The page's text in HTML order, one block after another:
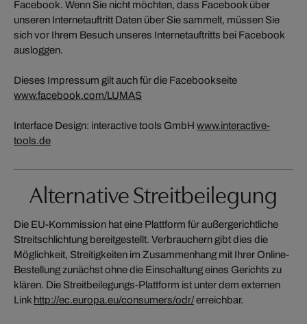
Facebook. Wenn Sie nicht möchten, dass Facebook über
unseren Internetauftritt Daten über Sie sammelt, müssen Sie
sich vor Ihrem Besuch unseres Internetauftritts bei Facebook
ausloggen.
Dieses Impressum gilt auch für die Facebookseite
www.facebook.com/LUMAS
Interface Design: interactive tools GmbH www.interactive-
tools.de
Alternative Streitbeilegung
Die EU-Kommission hat eine Plattform für außergerichtliche
Streitschlichtung bereitgestellt. Verbrauchern gibt dies die
Möglichkeit, Streitigkeiten im Zusammenhang mit Ihrer Online-
Bestellung zunächst ohne die Einschaltung eines Gerichts zu
klären. Die Streitbeilegungs-Plattform ist unter dem externen
Link http://ec.europa.eu/consumers/odr/erreichbar.